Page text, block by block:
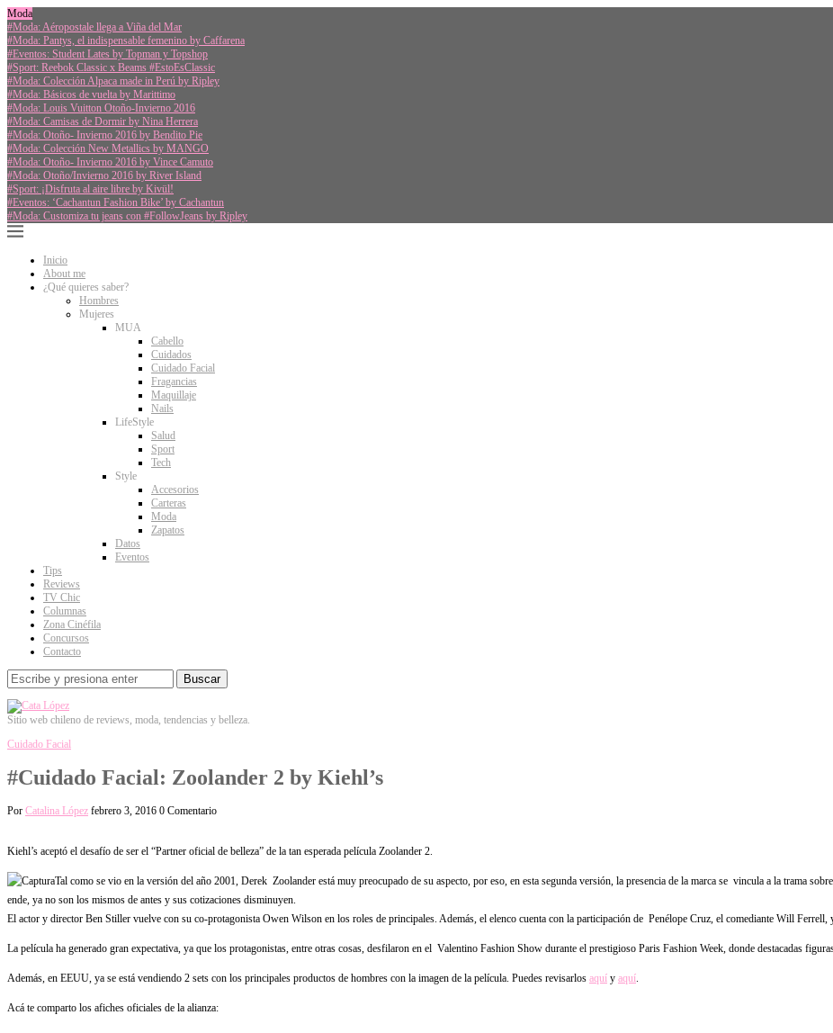
Moda
#Moda: Aéropostale llega a Viña del Mar
#Moda: Pantys, el indispensable femenino by Caffarena
#Eventos: Student Lates by Topman y Topshop
#Sport: Reebok Classic x Beams #EstoEsClassic
#Moda: Colección Alpaca made in Perú by Ripley
#Moda: Básicos de vuelta by Marittimo
#Moda: Louis Vuitton Otoño-Invierno 2016
#Moda: Camisas de Dormir by Nina Herrera
#Moda: Otoño- Invierno 2016 by Bendito Pie
#Moda: Colección New Metallics by MANGO
#Moda: Otoño- Invierno 2016 by Vince Camuto
#Moda: Otoño/Invierno 2016 by River Island
#Sport: ¡Disfruta al aire libre by Kivül!
#Eventos: ‘Cachantun Fashion Bike’ by Cachantun
#Moda: Customiza tu jeans con #FollowJeans by Ripley
Inicio
About me
¿Qué quieres saber?
Hombres
Mujeres
MUA
Cabello
Cuidados
Cuidado Facial
Fragancias
Maquillaje
Nails
LifeStyle
Salud
Sport
Tech
Style
Accesorios
Carteras
Moda
Zapatos
Datos
Eventos
Tips
Reviews
TV Chic
Columnas
Zona Cinéfila
Concursos
Contacto
Buscar
Sitio web chileno de reviews, moda, tendencias y belleza.
Cuidado Facial
#Cuidado Facial: Zoolander 2 by Kiehl’s
Por Catalina López febrero 3, 2016 0 Comentario
Kiehl’s aceptó el desafío de ser el “Partner oficial de belleza” de la tan esperada película Zoolander 2.
Tal como se vio en la versión del año 2001, Derek Zoolander está muy preocupado de su aspecto, por eso, en esta segunda versión, la presencia de la marca se vincula a la trama
ende, ya no son los mismos de antes y sus cotizaciones disminuyen.
El actor y director Ben Stiller vuelve con su co-protagonista Owen Wilson en los roles de principales. Además, el elenco cuenta con la participación de Penélope Cruz, el comediante Will Ferrell,
La película ha generado gran expectativa, ya que los protagonistas, entre otras cosas, desfilaron en el Valentino Fashion Show durante el prestigioso Paris Fashion Week, donde destacadas
Además, en EEUU, ya se está vendiendo 2 sets con los principales productos de hombres con la imagen de la película. Puedes revisarlos aquí y aquí.
Acá te comparto los afiches oficiales de la alianza: